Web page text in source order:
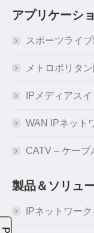
アプリケーシ
スポーツライ
メトロポリタ
IPメディアス
WAN IPネット
CATV – ケーブ
製品＆ソリュ
IPネットワー